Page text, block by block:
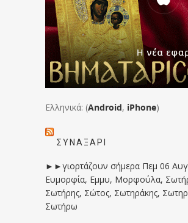
Ελληνικά: (Android, iPhone)
ΣΥΝΑΞΆΡΙ
►►γιορτάζουν σήμερα Πεμ 06
Ευμορφία, Εμμυ, Μορφούλα,
Σωτήρης, Σώτος, Σωτηράκης,
Σωτήρω